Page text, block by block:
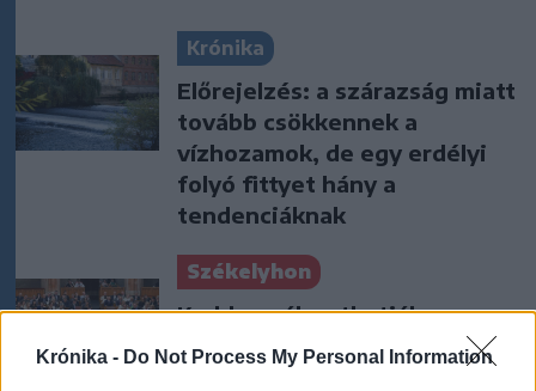
Krónika - Do Not Process My Personal Information
Krónika
Előrejelzés: a szárazság miatt
tovább csökkennek a
vízhozamok, de egy erdélyi
folyó fittyet hány a
tendenciáknak
Székelyhon
Kedden választhatják meg
Magyarország új köztársasági